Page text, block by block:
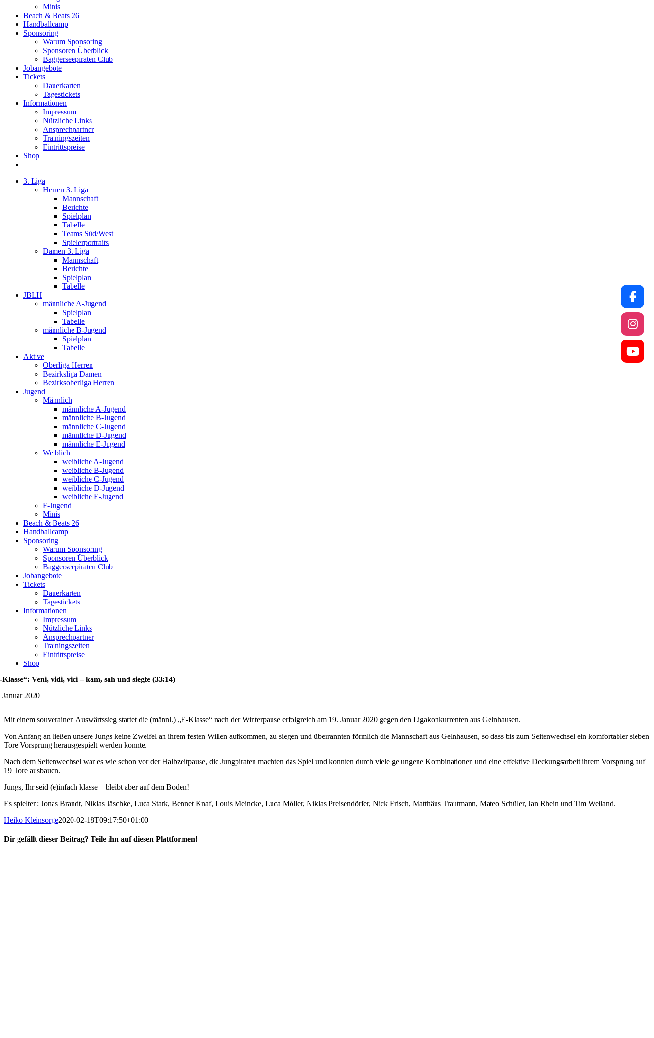
Minis
Beach & Beats 26
Handballcamp
Sponsoring
Warum Sponsoring
Sponsoren Überblick
Baggerseepiraten Club
Jobangebote
Tickets
Dauerkarten
Tagestickets
Informationen
Impressum
Nützliche Links
Ansprechpartner
Trainingszeiten
Eintrittspreise
Shop
3. Liga
Herren 3. Liga
Mannschaft
Berichte
Spielplan
Tabelle
Teams Süd/West
Spielerportraits
Damen 3. Liga
Mannschaft
Berichte
Spielplan
Tabelle
JBLH
männliche A-Jugend
Spielplan
Tabelle
männliche B-Jugend
Spielplan
Tabelle
Aktive
Oberliga Herren
Bezirksliga Damen
Bezirksoberliga Herren
Jugend
Männlich
männliche A-Jugend
männliche B-Jugend
männliche C-Jugend
männliche D-Jugend
männliche E-Jugend
Weiblich
weibliche A-Jugend
weibliche B-Jugend
weibliche C-Jugend
weibliche D-Jugend
weibliche E-Jugend
F-Jugend
Minis
Beach & Beats 26
Handballcamp
Sponsoring
Warum Sponsoring
Sponsoren Überblick
Baggerseepiraten Club
Jobangebote
Tickets
Dauerkarten
Tagestickets
Informationen
Impressum
Nützliche Links
Ansprechpartner
Trainingszeiten
Eintrittspreise
Shop
Klasse“: Veni, vidi, vici – kam, sah und siegte (33:14)
Januar 2020
Mit einem souverainen Auswärtssieg startet die (männl.) „E-Klasse“ nach der Winterpause erfolgreich am 19. Januar 2020 gegen den Ligakonkurrenten aus Gelnhausen.
Von Anfang an ließen unsere Jungs keine Zweifel an ihrem festen Willen aufkommen, zu siegen und überrannten förmlich die Mannschaft aus Gelnhausen, so dass bis zum Seitenwechsel ein komfortabler sieben
Tore Vorsprung herausgespielt werden konnte.
Nach dem Seitenwechsel war es wie schon vor der Halbzeitpause, die Jungpiraten machten das Spiel und konnten durch viele gelungene Kombinationen und eine effektive Deckungsarbeit ihrem Vorsprung auf
19 Tore ausbauen.
Jungs, Ihr seid (e)infach klasse – bleibt aber auf dem Boden!
Es spielten: Jonas Brandt, Niklas Jäschke, Luca Stark, Bennet Knaf, Louis Meincke, Luca Möller, Niklas Preisendörfer, Nick Frisch, Matthäus Trautmann, Mateo Schüler, Jan Rhein und Tim Weiland.
Heiko Kleinsorge2020-02-18T09:17:50+01:00
Dir gefällt dieser Beitrag? Teile ihn auf diesen Plattformen!